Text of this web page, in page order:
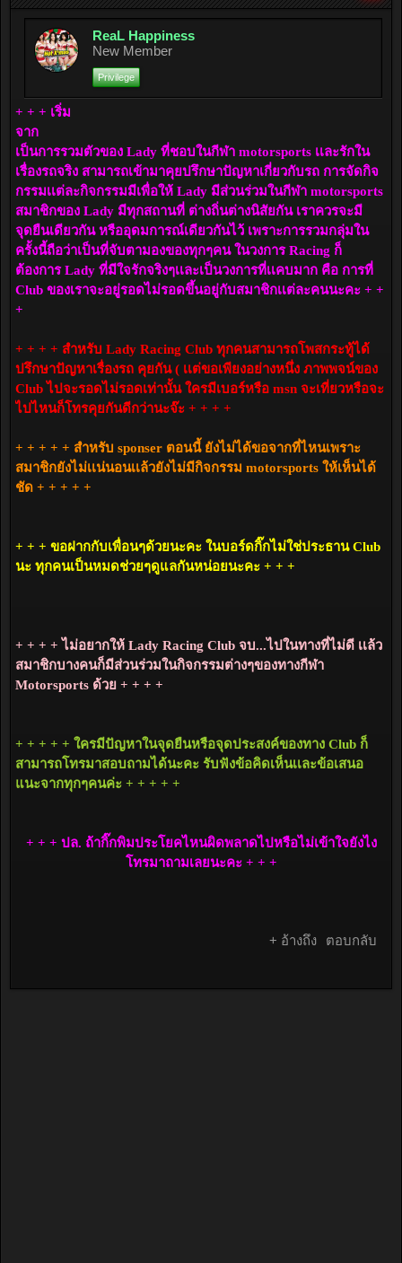
ReaL Happiness
New Member
Privilege
+ + + เริ่ม
จาก
เป็นการรวมตัวของ Lady ที่ชอบในกีฬา motorsports เเละรักใน
เรื่องรถจริง สามารถเข้ามาคุยปรึกษาปัญหาเกี่ยวกับรถ การจัดกิจ
กรรมเเต่ละกิจกรรมมีเพื่อให้ Lady มีส่วนร่วมในกีฬา motorsports
สมาชิกของ Lady มีทุกสถานที่ ต่างถิ่นต่างนิสัยกัน เราควรจะมี
จุดยืนเดียวกัน หรืออุดมการณ์เดียวกันไว้ เพราะการรวมกลุ่มใน
ครั้งนี้ถือว่าเป็นที่จับตามองของทุกๆคน ในวงการ Racing ก็
ต้องการ Lady ที่มีใจรักจริงๆเเละเป็นวงการที่เเคบมาก คือ การที่
Club ของเราจะอยู่รอดไม่รอดขึ้นอยู่กับสมาชิกเเต่ละคนนะคะ + +
+
+ + + + สำหรับ Lady Racing Club ทุกคนสามารถโพสกระทู้ได้
ปรึกษาปัญหาเรื่องรถ คุยกัน ( เเต่ขอเพียงอย่างหนึ่ง ภาพพจน์ของ
Club ไปจะรอดไม่รอดเท่านั้น ใครมีเบอร์หรือ msn จะเที่ยวหรือจะ
ไปไหนก็โทรคุยกันดีกว่านะจ๊ะ + + + +
+ + + + + สำหรับ sponser ตอนนี้ ยังไม่ได้ขอจากที่ไหนเพราะ
สมาชิกยังไม่เเน่นอนเเล้วยังไม่มีกิจกรรม motorsports ให้เห็นได้
ชัด + + + + +
+ + + ขอฝากกับเพื่อนๆด้วยนะคะ ในบอร์ดกิ๊กไม่ใช่ประธาน Club
นะ ทุกคนเป็นหมดช่วยๆดูแลกันหน่อยนะคะ + + +
+ + + + ไม่อยากให้ Lady Racing Club จบ...ไปในทางที่ไม่ดี เเล้ว
สมาชิกบางคนก็มีส่วนร่วมในกิจกรรมต่างๆของทางกีฬา
Motorsports ด้วย + + + +
+ + + + + ใครมีปัญหาในจุดยืนหรือจุดประสงค์ของทาง Club ก็
สามารถโทรมาสอบถามได้นะคะ รับฟังข้อคิดเห็นเเละข้อเสนอ
แนะจากทุกๆคนค่ะ + + + + +
+ + + ปล. ถ้ากิ๊กพิมประโยคไหนผิดพลาดไปหรือไม่เข้าใจยังไง
โทรมาถามเลยนะคะ + + +
+ อ้างถึง ตอบกลับ